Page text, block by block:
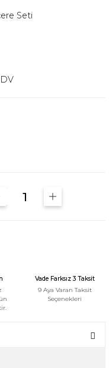
Seti
Vade Farksız 3 Taksit
9 Aya Varan Taksit
Seçenekleri